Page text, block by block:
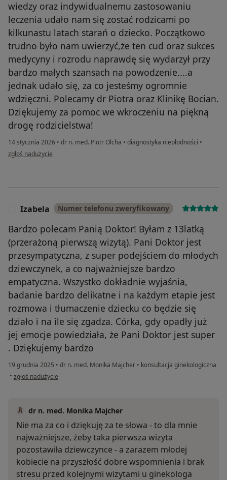
wiedzy oraz indywidualnemu zastosowaniu
leczenia udało nam się zostać rodzicami po
kilkunastu latach starań o dziecko. Początkowo
trudno było nam uwierzyć,że ten cud oraz sukces
medycyny i rozrodu naprawdę się wydarzył przy
bardzo małych szansach na powodzenie....a
jednak udało się, za co jesteśmy ogromnie
wdzięczni. Polecamy dr Piotra oraz Klinikę Bocian.
Dziękujemy za pomoc we wkroczeniu na piękną
drogę rodzicielstwa!
14 stycznia 2026 • dr n. med. Piotr Olcha • diagnostyka niepłodności •
w opinii użytkownika M.R.Z.W.
zgłoś nadużycie
Izabela Numer telefonu zweryfikowany
Bardzo polecam Panią Doktor! Byłam z 13latką
(przerażoną pierwszą wizytą). Pani Doktor jest
przesympatyczna, z super podejściem do młodych
dziewczynek, a co najważniejsze bardzo
empatyczna. Wszystko dokładnie wyjaśnia,
badanie bardzo delikatne i na każdym etapie jest
rozmowa i tłumaczenie dziecku co będzie się
działo i na ile się zgadza. Córka, gdy opadły już
jej emocje powiedziała, że Pani Doktor jest super
. Dziękujemy bardzo
19 grudnia 2025 • dr n. med. Monika Majcher • konsultacja ginekologiczna
• w opinii użytkownika Izabela
zgłoś nadużycie
dr n. med. Monika Majcher
Nie ma za co i dziękuję za te słowa - to dla mnie
najważniejsze, żeby taka pierwsza wizyta
pozostawiła dziewczynce - a zarazem młodej
kobiecie na przyszłość dobre wspomnienia i brak
stresu przed kolejnymi wizytami u ginekologa